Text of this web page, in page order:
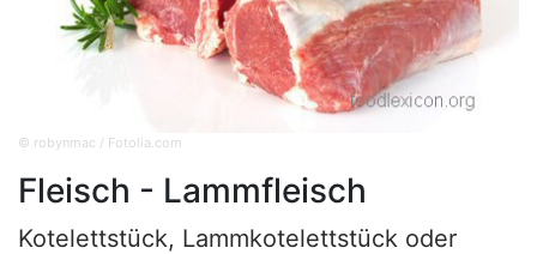
© robynmac / Fotolia.com
Fleisch - Lammfleisch
Kotelettstück, Lammkotelettstück oder